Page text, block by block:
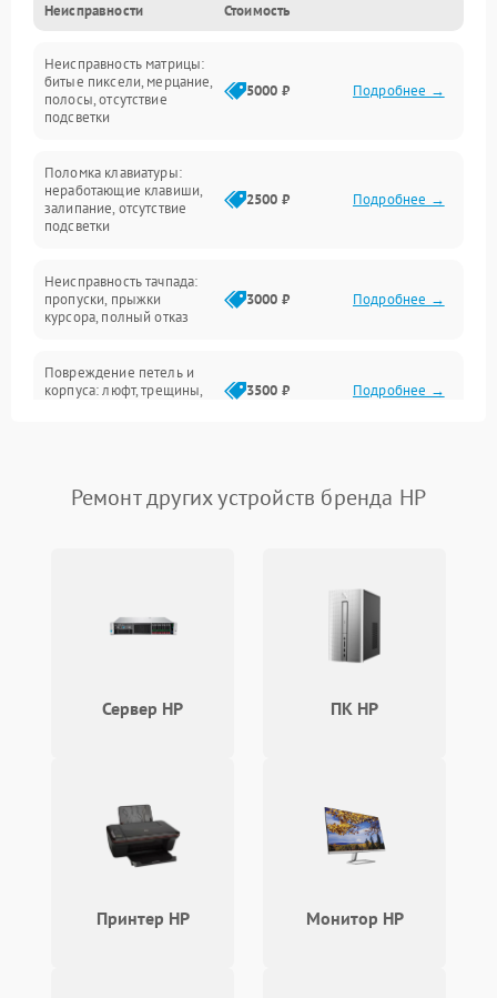
Устройства
Программные ошибки
Электрические и системные сбои
Интерфейсные проблемы
Батарея
Сеть и интернет
Неисправности Стоимость
Неисправность матрицы:
битые пиксели, мерцание,
полосы, отсутствие
подсветки
5000 ₽ Подробнее →
Поломка клавиатуры:
неработающие клавиши,
залипание, отсутствие
подсветки
2500 ₽ Подробнее →
Неисправность тачпада:
пропуски, прыжки
курсора, полный отказ
3000 ₽ Подробнее →
Повреждение петель и
корпуса: люфт, трещины,
3500 ₽ Подробнее →
невозможность зарядки,
2500 ₽ Подробнее →
Подробнее →
неисправности кулера
пропадание диска
Неисправность
синие экраны
Ремонт других устройств бренда HP
Сервер HP ПК HP
Принтер HP Монитор HP